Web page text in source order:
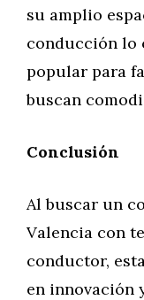
su amplio
conducción lo
popular para
buscan
Conclusión
Al buscar un
Valencia con
conductor,
en innovación